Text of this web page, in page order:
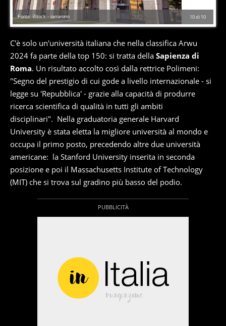
10di 10
Fonte: iStock - rarrarorro
C'è solo un'università italiana che nella classifica Arwu
2024 fa parte della top 150: si tratta della Sapienza di
Roma. Un risultato accolto così dalla rettrice Polimeni:
"Segno del prestigio di cui gode a livello internazionale - si
legge su 'Repubblica' - grazie alla capacità di produrre
ricerca scientifica di qualità in tutti gli ambiti
disciplinari". Nella graduatoria generale Harvard
University è stata eletta la migliore università al mondo e
occupa il primo posto, precedendo altre due università
americane: la Stanford University inserita in seconda
posizione e poi il Massachusetts Institute of Technology
(MIT) che si trova sul gradino più basso del podio.